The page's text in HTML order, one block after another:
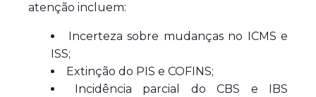
atenção incluem:
Incerteza sobre mudanças no ICMS e
ISS;
Extinção do PIS e COFINS;
Incidência parcial do CBS e IBS